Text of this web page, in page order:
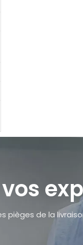
pièges de la